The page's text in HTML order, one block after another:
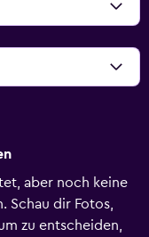
aber noch keine
Schau dir Fotos,
zu entscheiden,